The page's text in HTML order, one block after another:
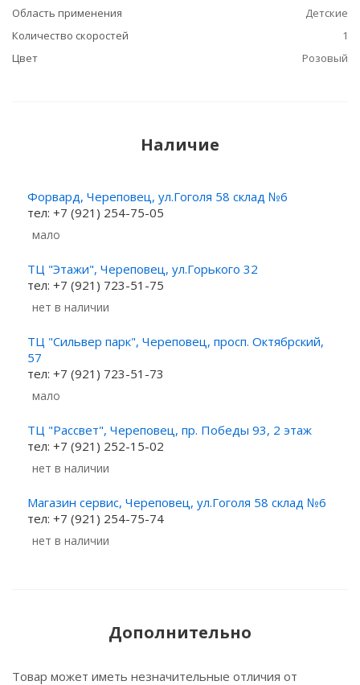
Область применения
Детские
Количество скоростей
1
Цвет
Розовый
Наличие
Форвард, Череповец, ул.Гоголя 58 склад №6
тел: +7 (921) 254-75-05
Мало
ТЦ "Этажи", Череповец, ул.Горького 32
тел: +7 (921) 723-51-75
Нет в наличии
ТЦ "Сильвер парк", Череповец, просп. Октябрский,
57
тел: +7 (921) 723-51-73
Мало
ТЦ "Рассвет", Череповец, пр. Победы 93, 2 этаж
тел: +7 (921) 252-15-02
Нет в наличии
Магазин сервис, Череповец, ул.Гоголя 58 склад №6
тел: +7 (921) 254-75-74
Нет в наличии
Дополнительно
Товар может иметь незначительные отличия от